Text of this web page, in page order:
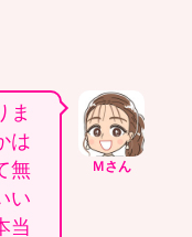
Ｍさん
ま
は
無
い
当